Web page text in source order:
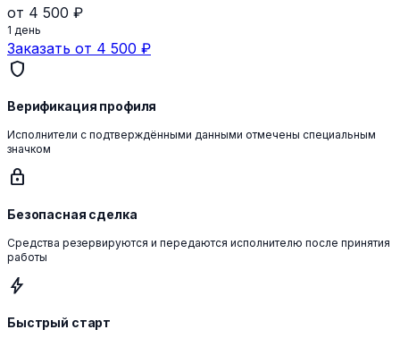
от 4 500 ₽
1 день
Заказать от 4 500 ₽
shield
Верификация профиля
Исполнители с подтверждёнными данными отмечены специальным
значком
lock
Безопасная сделка
Средства резервируются и передаются исполнителю после принятия
работы
bolt
Быстрый старт